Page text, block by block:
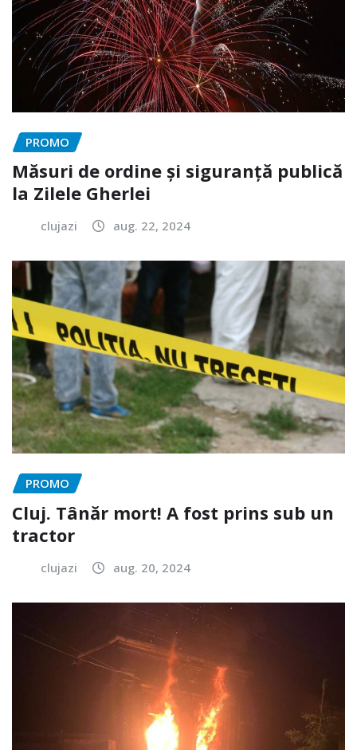
PROMO
Măsuri de ordine și siguranță publică
la Zilele Gherlei
clujazi aug. 22, 2024
PROMO
Cluj. Tânăr mort! A fost prins sub un
tractor
clujazi aug. 20, 2024